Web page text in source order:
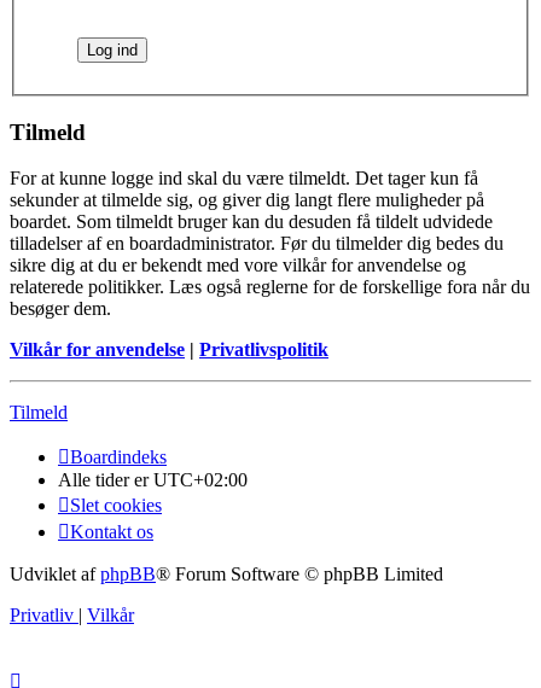
Tilmeld
For at kunne logge ind skal du være tilmeldt. Det tager kun få
sekunder at tilmelde sig, og giver dig langt flere muligheder på
boardet. Som tilmeldt bruger kan du desuden få tildelt udvidede
tilladelser af en boardadministrator. Før du tilmelder dig bedes du
sikre dig at du er bekendt med vore vilkår for anvendelse og
relaterede politikker. Læs også reglerne for de forskellige fora når du
besøger dem.
Vilkår for anvendelse | Privatlivspolitik
Tilmeld
Boardindeks
Alle tider erUTC+02:00
Slet cookies
Kontakt os
Udviklet afphpBB® Forum Software © phpBB Limited
Privatliv | Vilkår